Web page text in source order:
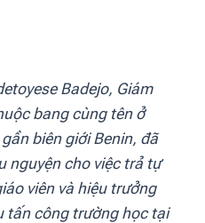
Badejo, Giám
bang cùng tên ở
biên giới Benin, đã
nguyện cho việc trả tự
viên và hiệu trưởng
tấn công trường học tại